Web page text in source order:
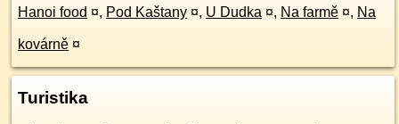
Hanoi food ¤, Pod Kaštany ¤, U Dudka ¤, Na farmě ¤, Na
kovárně ¤
Turistika